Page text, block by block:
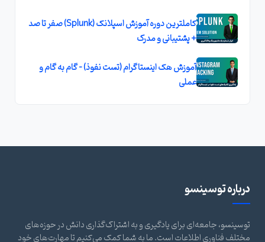
کاملترین دوره آموزش اسپلانک (Splunk) صفر تا صد
+ پشتیبانی و مدرک
آموزش هک اینستاگرام (تست نفوذ) - گام به گام و
عملی
درباره توسینسو
توسینسو، جامعه‌ای برای یادگیری و به اشتراک‌گذاری دانش در حوزه‌های
مختلف فناوری اطلاعات است. ما به شما کمک می‌کنیم تا مهارت‌های خود